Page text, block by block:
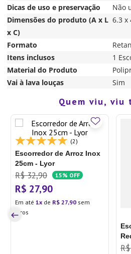
Dicas de uso e preservação
Não
Dimensões do produto (A x L
x C)
6.3 x
Formato
Itens inclusos
1
Material do Produto
Vai à lava louças
Sim
Quem viu, viu
(2)
Escorredor de Arroz Inox
25cm - Lyor
R$ 32,90 15% OFF
R$ 27,90
Em até 1 de R$ 27,90 sem
juros
R$